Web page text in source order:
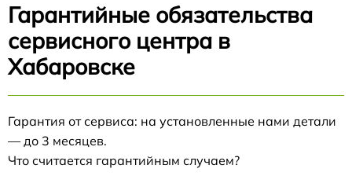
Гарантийные обязательства
сервисного центра в
Хабаровске
Гарантия от сервиса: на установленные нами детали
— до 3 месяцев.
Что считается гарантийным случаем?